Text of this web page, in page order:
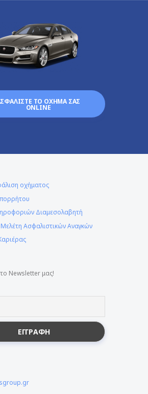
ΤΟ ΟΧΗΜΑ ΣΑΣ
ONLINE
οχήματος
Διαμεσολαβητή
Ασφαλιστικών Αναγκών
Newsletter μας!